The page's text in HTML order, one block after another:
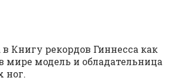
Книгу рекордов Гиннесса как
мире модель и обладательница
ног.